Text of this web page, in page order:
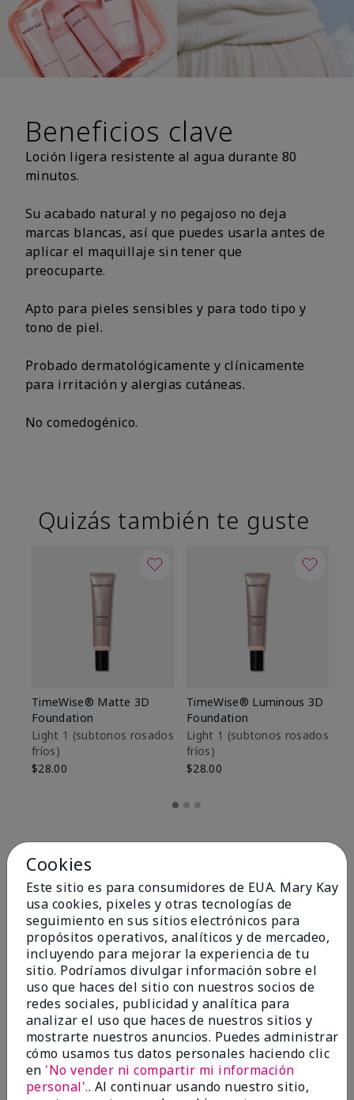
Beneficios clave
Loción ligera resistente al agua durante 80
minutos.
Su acabado natural y no pegajoso no deja
marcas blancas, así que puedes usarla antes de
aplicar el maquillaje sin tener que
preocuparte.
Apto para pieles sensibles y para todo tipo y
tono de piel.
Probado dermatológicamente y clínicamente
para irritación y alergias cutáneas.
No comedogénico.
Quizás también te guste
TimeWise® Matte 3D
Foundation
Light 1​ (subtonos rosados
fríos)
$28.00
TimeWise® Luminous 3D
Foundation
Light 1​ (subtonos rosados
fríos)
$28.00
OPINIONES
4.8
Cookies
Este sitio es para consumidores de EUA. Mary Kay
usa cookies, pixeles y otras tecnologías de
seguimiento en sus sitios electrónicos para
propósitos operativos, analíticos y de mercadeo,
incluyendo para mejorar la experiencia de tu
sitio. Podríamos divulgar información sobre el
uso que haces del sitio con nuestros socios de
redes sociales, publicidad y analítica para
analizar el uso que haces de nuestros sitios y
mostrarte nuestros anuncios. Puedes administrar
cómo usamos tus datos personales haciendo clic
en 'No vender ni compartir mi información
personal'.. Al continuar usando nuestro sitio,